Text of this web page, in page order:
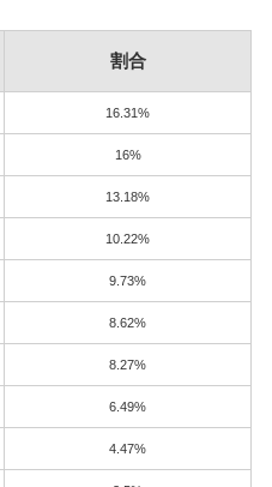
割合
16.31%
16%
13.18%
10.22%
9.73%
8.62%
8.27%
6.49%
4.47%